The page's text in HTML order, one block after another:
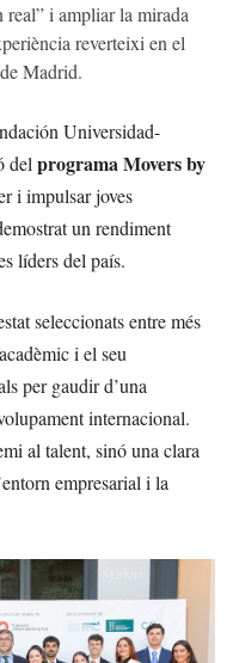
real” i ampliar la mirada
reverteixi en el
Madrid.
Universidad-
delprograma Movers by
i impulsar joves
un rendiment
líders del país.
seleccionats entre més
i el seu
per gaudir d’una
internacional.
al talent, sinó una clara
empresarial i la